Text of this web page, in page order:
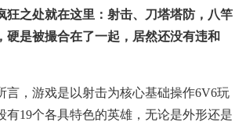
狂之处就在这里：射击、刀塔塔防，八竿
硬是被撮合在了一起，居然还没有违和
言，游戏是以射击为核心基础操作6V6玩
有19个各具特色的英雄，无论是外形还是